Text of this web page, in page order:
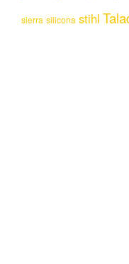
sierra silicona stihl